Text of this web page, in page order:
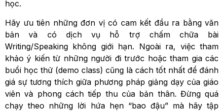
học.
Hãy ưu tiên những đơn vị có cam kết đầu ra bằng văn
bản và có dịch vụ hỗ trợ chấm chữa bài
Writing/Speaking không giới hạn. Ngoài ra, việc tham
khảo ý kiến từ những người đi trước hoặc tham gia các
buổi học thử (demo class) cũng là cách tốt nhất để đánh
giá sự tương thích giữa phương pháp giảng dạy của giáo
viên và phong cách tiếp thu của bản thân. Đừng quá
chạy theo những lời hứa hẹn “bao đậu” mà hãy tập